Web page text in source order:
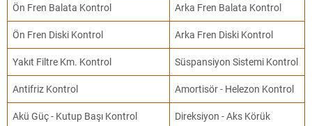
Ön Fren Balata Kontrol Arka Fren Balata Kontrol
Ön Fren Diski Kontrol Arka Fren Diski Kontrol
Yakıt Filtre Km. Kontrol Süspansiyon Sistemi Kontrol
Antifriz Kontrol Amortisör - Helezon Kontrol
Akü Güç - Kutup Başı Kontrol
Direksiyon - Aks Körük